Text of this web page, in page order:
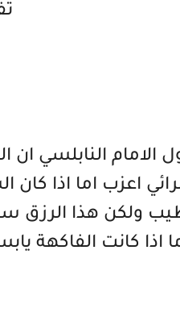
الامام النابلسي
اعزب اما اذا
ولكن هذا الرزق
اذا كانت